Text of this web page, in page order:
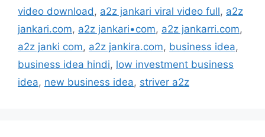
video download , a2z jankari viral video full, a2z
jankari.com, a2z jankari•com, a2z jankarri.com,
a2z janki com, a2z jankira.com, business idea,
business idea hindi, low investment business
idea, new business idea, striver a2z